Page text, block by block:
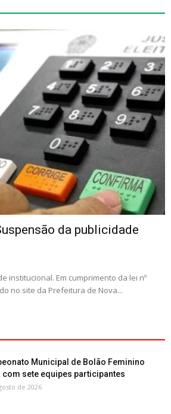
da publicidade
institucional. Em cumprimento da lei nº
no site da Prefeitura de Nova...
Municipal de Bolão Feminino
com sete equipes participantes
de 2026